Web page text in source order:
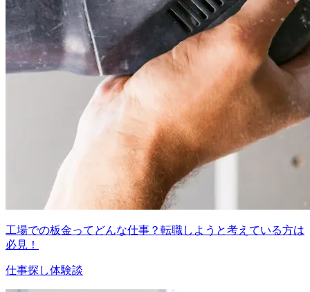
工場での板金ってどんな仕事？転職しようと考えている方は
必見！
仕事探し体験談